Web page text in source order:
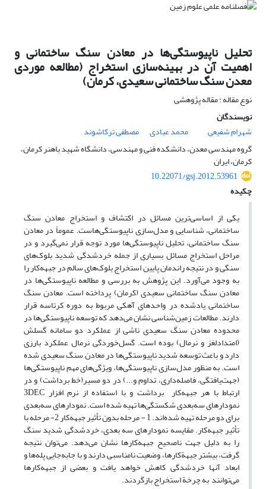
تحلیل ناپیوستگی‌ها در معادن سنگ ساختمانی و
اهمیت آن در بهینه‌سازی استخراج (مطالعه موردی
معدن سنگ ساختمانی سعیدی، کرمان)
نوع مقاله : مقاله پژوهشی
نویسندگان
شهرام شفیعی
محمد عبادی
مصطفی ترکاشوند
گروه مهندسی معدن، دانشکده فنی و مهندسی، دانشگاه شهید باهنر کرمان،
کرمان، ایران
10.22071/gsj.2012.53961
چکیده
یکی از اساسی‌ترین مسائل در اکتشاف و استخراج معادن سنگ
ساختمانی، شناسایی و مدل‌سازی ناپیوستگی‌هاست. عموماً در معادن
سنگ ساختمانی، تحلیل ناپیوستگی‌ها مورد توجه قرار نمی‌گیرد و در
مراحل استخراج مسائل بسیاری از جمله خرد‌شدگی شدید بلوک‌های
سنگی و در نتیجه راندمان پایین استخراج بلوک‌های سالم در جبهه‌کار را
به وجود می‌آورد. این پژوهش به بررسی و مطالعه ناپیوستگی‌ها در
معادن سنگ ساختمانی سعیدی (کرمان) پرداخته است. معادن سنگ
ساختمانی یادشده در واحد‌های آهکی مربوط به دوره کرتاسه قرار
دارند. مطالعات زمین‌شناسی نشان می‌دهد که توسعه ناپیوستگی‌ها در
محدوده معادن سنگ سعیدی ناشی از عملکرد دو سامانه گسلش
(امتداد‌لغز و نرمال) بوده است. گسل‌خوردگی نرمال عملکرد بارزی
دارد و باعث توسعه شدید ناپیوستگی‌ها در معادن سنگ سعیدی شده
است. به منظور مدل‌سازی ناپیوستگی‌ها، ویژگی‌های مهم ناپیوستگی‌ها
(جهت‌یافتگی، فاصله‌داری، تداوم و...) در دو مسیر(خط برداشت) و در
ارتباط با هر جبهه‌کار برداشت و با استفاده از نرم افزار 3DEC
نمودار‌های سه‌بعدی شکستگی‌ها تهیه شده است. نمودار‌های سه‌بعدی
برای دو مرحله تهیه شده‌اند. 1 - مرحله بدون تأثیر جبهه‌کار 2- مرحله با
تأثیر جبهه‌کار. مقایسه نمودار‌های سه بعدی، خردشدگی شدید سنگ
را به دلیل جهت نا‌صحیح جبهه‌کارها نشان می‌دهد. می‌توان نتیجه
گرفت، بیشتر جبهة‌کارها، وضعیت نامناسبی دارند و با جابه‌جایی پله‌ها و
ابعاد آنها خردشدگی کاهش خواهد یافت و بعضی از جبهه‌کارها
می‌توانند به چرخة استخراج بازگردند.